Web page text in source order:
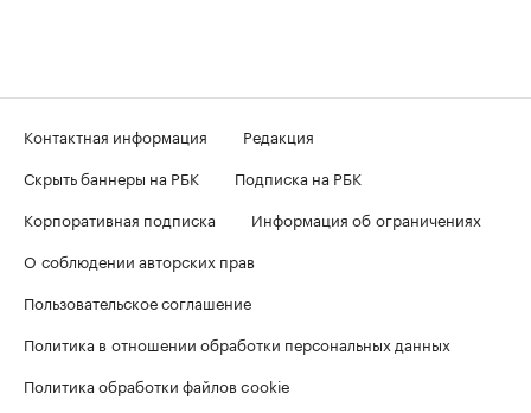
Контактная информация
Редакция
Скрыть баннеры на РБК
Подписка на РБК
Корпоративная подписка
Информация об ограничениях
О соблюдении авторских прав
Пользовательское соглашение
Политика в отношении обработки персональных данных
Политика обработки файлов cookie